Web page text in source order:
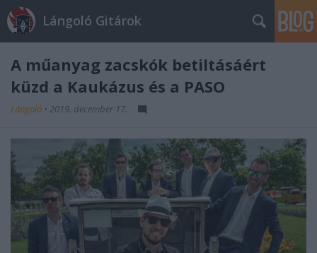
Lángoló Gitárok
A műanyag zacskók betiltásáért
küzd a Kaukázus és a PASO
Lángoló • 2019. december 17.